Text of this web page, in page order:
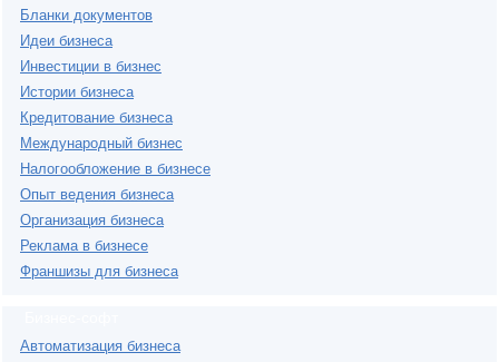
Бланки документов
Идеи бизнеса
Инвестиции в бизнес
Истории бизнеса
Кредитование бизнеса
Международный бизнес
Налогообложение в бизнесе
Опыт ведения бизнеса
Организация бизнеса
Реклама в бизнесе
Франшизы для бизнеса
Автоматизация бизнеса